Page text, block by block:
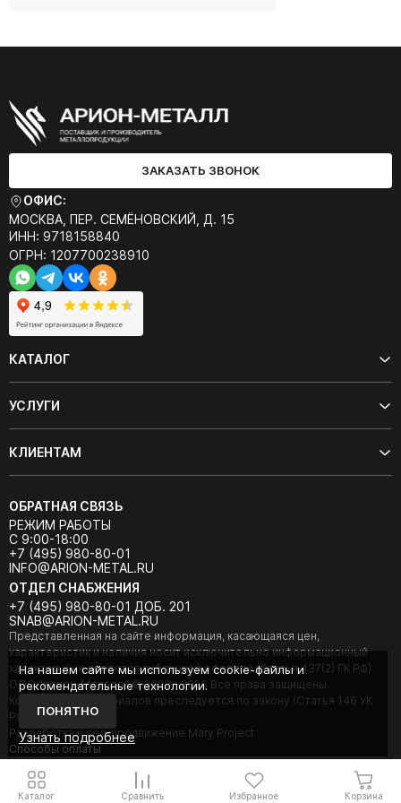
Каталог Сравнить Избранное Корзина
ЗАКАЗАТЬ ЗВОНОК
ОФИС:
МОСКВА, ПЕР. СЕМЁНОВСКИЙ, Д. 15
ИНН: 9718158840
ОГРН: 1207700238910
КАТАЛОГ
УСЛУГИ
КЛИЕНТАМ
ОБРАТНАЯ СВЯЗЬ
РЕЖИМ РАБОТЫ
С 9:00-18:00
+7 (495) 980-80-01
INFO@ARION-METAL.RU
ОТДЕЛ СНАБЖЕНИЯ
+7 (495) 980-80-01 ДОБ. 201
SNAB@ARION-METAL.RU
Представленная на сайте информация, касающаяся цен,
характеристик и наличия носит исключительно информационный
характер и не является публичной офертой (Статья 437(2) ГК РФ).
ООО "Арион-Металл" © 2020 - 2026 Все права защищены.
Копирование материалов преследуется по закону (Статья 146 УК
РФ).
Разработка и seo-продвижение Mary Project
Cпособы оплаты
На нашем сайте мы используем cookie-файлы и
рекомендательные технологии.
ПОНЯТНО
Узнать подробнее